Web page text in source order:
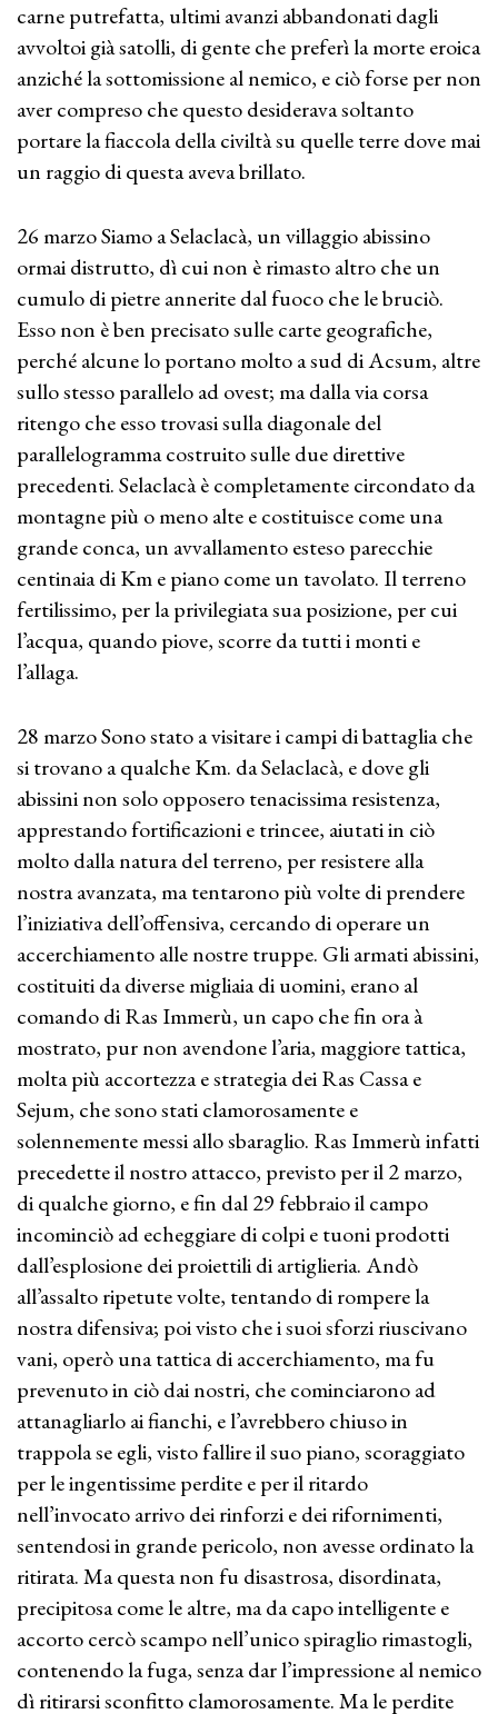
carne putrefatta, ultimi avanzi abbandonati dagli
avvoltoi già satolli, di gente che preferì la morte eroica
anziché la sottomissione al nemico, e ciò forse per non
aver compreso che questo desiderava soltanto
portare la fiaccola della civiltà su quelle terre dove mai
un raggio di questa aveva brillato.
26 marzo Siamo a Selaclacà, un villaggio abissino
ormai distrutto, dì cui non è rimasto altro che un
cumulo di pietre annerite dal fuoco che le bruciò.
Esso non è ben precisato sulle carte geografiche,
perché alcune lo portano molto a sud di Acsum, altre
sullo stesso parallelo ad ovest; ma dalla via corsa
ritengo che esso trovasi sulla diagonale del
parallelogramma costruito sulle due direttive
precedenti. Selaclacà è completamente circondato da
montagne più o meno alte e costituisce come una
grande conca, un avvallamento esteso parecchie
centinaia di Km e piano come un tavolato. Il terreno
fertilissimo, per la privilegiata sua posizione, per cui
l’acqua, quando piove, scorre da tutti i monti e
l’allaga.
28 marzo Sono stato a visitare i campi di battaglia che
si trovano a qualche Km. da Selaclacà, e dove gli
abissini non solo opposero tenacissima resistenza,
apprestando fortificazioni e trincee, aiutati in ciò
molto dalla natura del terreno, per resistere alla
nostra avanzata, ma tentarono più volte di prendere
l’iniziativa dell’offensiva, cercando di operare un
accerchiamento alle nostre truppe. Gli armati abissini,
costituiti da diverse migliaia di uomini, erano al
comando di Ras Immerù, un capo che fin ora à
mostrato, pur non avendone l’aria, maggiore tattica,
molta più accortezza e strategia dei Ras Cassa e
Sejum, che sono stati clamorosamente e
solennemente messi allo sbaraglio. Ras Immerù infatti
precedette il nostro attacco, previsto per il 2 marzo,
di qualche giorno, e fin dal 29 febbraio il campo
incominciò ad echeggiare di colpi e tuoni prodotti
dall’esplosione dei proiettili di artiglieria. Andò
all’assalto ripetute volte, tentando di rompere la
nostra difensiva; poi visto che i suoi sforzi riuscivano
vani, operò una tattica di accerchiamento, ma fu
prevenuto in ciò dai nostri, che cominciarono ad
attanagliarlo ai fianchi, e l’avrebbero chiuso in
trappola se egli, visto fallire il suo piano, scoraggiato
per le ingentissime perdite e per il ritardo
nell’invocato arrivo dei rinforzi e dei rifornimenti,
sentendosi in grande pericolo, non avesse ordinato la
ritirata. Ma questa non fu disastrosa, disordinata,
precipitosa come le altre, ma da capo intelligente e
accorto cercò scampo nell’unico spiraglio rimastogli,
contenendo la fuga, senza dar l’impressione al nemico
dì ritirarsi sconfitto clamorosamente. Ma le perdite